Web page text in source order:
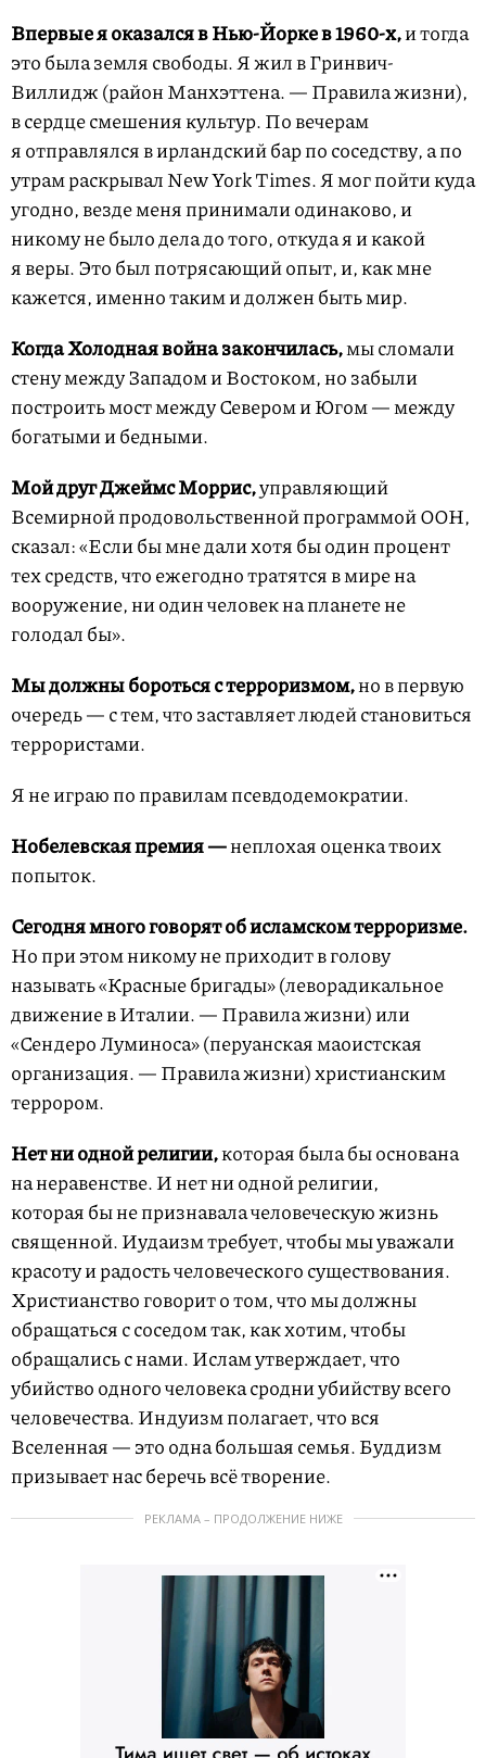
Впервые я оказался в Нью-Йорке в1960-х,и тогда
это была земля свободы. Я жил в Гринвич-
Виллидж (район Манхэттена. — Правила жизни),
в сердце смешения культур. По вечерам
я отправлялся в ирландский бар по соседству, а по
утрам раскрывал New York Times. Я мог пойти куда
угодно, везде меня принимали одинаково, и
никому не было дела до того, откуда я и какой
я веры. Это был потрясающий опыт, и, как мне
кажется, именно таким и должен быть мир.
Когда Холодная война закончилась,мы сломали
стену между Западом и Востоком, но забыли
построить мост между Севером и Югом — между
богатыми и бедными.
Мой друг Джеймс Моррис,управляющий
Всемирной продовольственной программой ООН,
сказал: «Если бы мне дали хотя бы один процент
тех средств, что ежегодно тратятся в мире на
вооружение, ни один человек на планете не
голодал бы».
Мы должны бороться с терроризмом,но в первую
очередь — с тем, что заставляет людей становиться
террористами.
Я не играю по правилам псевдодемократии.
Нобелевская премия —неплохая оценка твоих
попыток.
Сегодня много говорят об исламском терроризме.
Но при этом никому не приходит в голову
называть «Красные бригады» (леворадикальное
движение в Италии. — Правила жизни) или
«Сендеро Луминоса» (перуанская маоистская
организация. — Правила жизни) христианским
террором.
Нет ни одной религии,которая была бы основана
на неравенстве. И нет ни одной религии,
которая бы не признавала человеческую жизнь
священной. Иудаизм требует, чтобы мы уважали
красоту и радость человеческого существования.
Христианство говорит о том, что мы должны
обращаться с соседом так, как хотим, чтобы
обращались с нами. Ислам утверждает, что
убийство одного человека сродни убийству всего
человечества. Индуизм полагает, что вся
Вселенная — это одна большая семья. Буддизм
призывает нас беречь всё творение.
РЕКЛАМА – ПРОДОЛЖЕНИЕ НИЖЕ